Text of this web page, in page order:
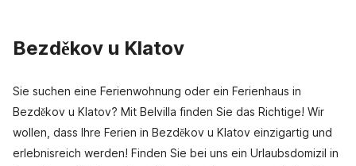
Bezděkov u Klatov
Sie suchen eine Ferienwohnung oder ein Ferienhaus in
Bezděkov u Klatov? Mit Belvilla finden Sie das Richtige! Wir
wollen, dass Ihre Ferien in Bezděkov u Klatov einzigartig und
erlebnisreich werden! Finden Sie bei uns ein Urlaubsdomizil in